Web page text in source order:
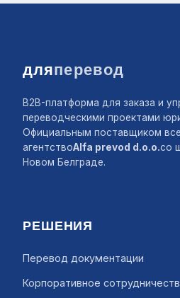
дляперевод
B2B-платформа для заказа и
переводческими проектами
Официальным поставщиком
агентствоAlfa prevod d.o.o.со
Новом Белграде.
РЕШЕНИЯ
Перевод документации
Корпоративное